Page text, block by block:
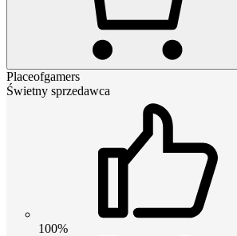
Placeofgamers
Świetny sprzedawca
100%